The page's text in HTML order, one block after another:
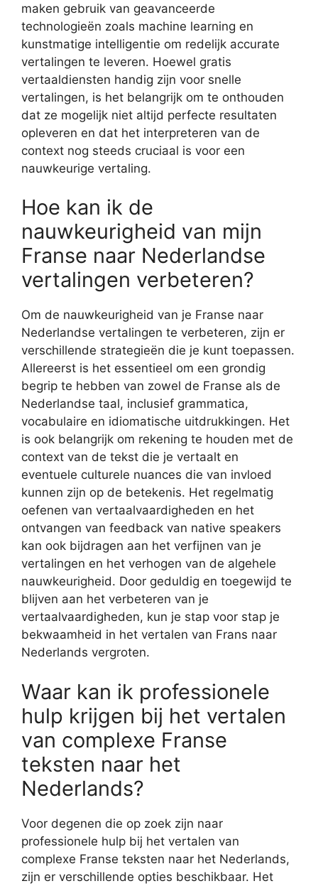
maken gebruik van geavanceerde
technologieën zoals machine learning en
kunstmatige intelligentie om redelijk accurate
vertalingen te leveren. Hoewel gratis
vertaaldiensten handig zijn voor snelle
vertalingen, is het belangrijk om te onthouden
dat ze mogelijk niet altijd perfecte resultaten
opleveren en dat het interpreteren van de
context nog steeds cruciaal is voor een
nauwkeurige vertaling.
Hoe kan ik de
nauwkeurigheid van mijn
Franse naar Nederlandse
vertalingen verbeteren?
Om de nauwkeurigheid van je Franse naar
Nederlandse vertalingen te verbeteren, zijn er
verschillende strategieën die je kunt toepassen.
Allereerst is het essentieel om een grondig
begrip te hebben van zowel de Franse als de
Nederlandse taal, inclusief grammatica,
vocabulaire en idiomatische uitdrukkingen. Het
is ook belangrijk om rekening te houden met de
context van de tekst die je vertaalt en
eventuele culturele nuances die van invloed
kunnen zijn op de betekenis. Het regelmatig
oefenen van vertaalvaardigheden en het
ontvangen van feedback van native speakers
kan ook bijdragen aan het verfijnen van je
vertalingen en het verhogen van de algehele
nauwkeurigheid. Door geduldig en toegewijd te
blijven aan het verbeteren van je
vertaalvaardigheden, kun je stap voor stap je
bekwaamheid in het vertalen van Frans naar
Nederlands vergroten.
Waar kan ik professionele
hulp krijgen bij het vertalen
van complexe Franse
teksten naar het
Nederlands?
Voor degenen die op zoek zijn naar
professionele hulp bij het vertalen van
complexe Franse teksten naar het Nederlands,
zijn er verschillende opties beschikbaar. Het